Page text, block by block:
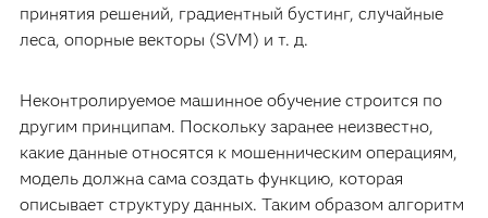
принятия решений, градиентный бустинг, случайные
леса, опорные векторы (SVM) и т. д.
Неконтролируемое машинное обучение строится по
другим принципам. Поскольку заранее неизвестно,
какие данные относятся к мошенническим операциям,
модель должна сама создать функцию, которая
описывает структуру данных. Таким образом алгоритм